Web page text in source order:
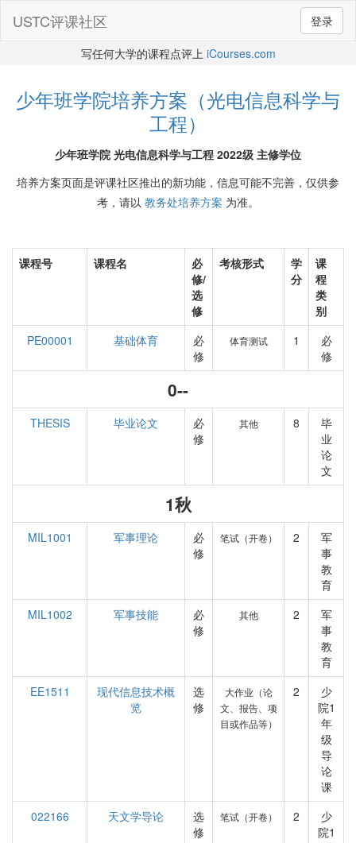
登录
USTC评课社区
写任何大学的课程点评上 iCourses.com
少年班学院培养方案（光电信息科学与
工程）
少年班学院 光电信息科学与工程 2022级 主修学位
培养方案页面是评课社区推出的新功能，信息可能不完善，仅供参
考，请以 教务处培养方案 为准。
课程号 课程名
必
修/
选
修
考核形式
学
分
课
程
类
别
PE00001
基础体育
必
修
体育测试 1
必
修
0--
THESIS 毕业论文
必
修
其他 8
毕
业
论
文
1秋
MIL1001 军事理论
必
修
笔试（开卷） 2
军
事
教
育
MIL1002
军事技能
必
修
其他 2
军
事
教
育
EE1511
现代信息技术概
览
选
修
大作业（论
文、报告、项
目或作品等）
2
少
院1
年
级
导
论
课
022166
天文学导论
选
修
笔试（开卷） 2
少
院1